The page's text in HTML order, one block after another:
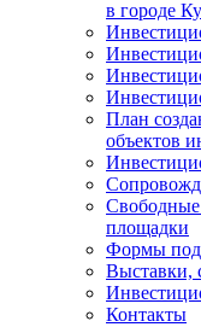
в городе
План
объектов
Свободные
площадки
Формы
Выставки,
Контакты